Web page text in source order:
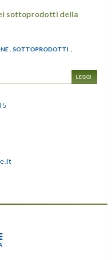
sottoprodotti della
SOTTOPRODOTTI
LEGGI
5